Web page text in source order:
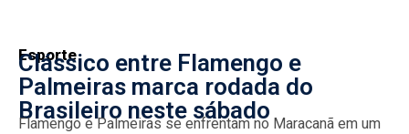
Esporte
Clássico entre Flamengo e
Palmeiras marca rodada do
Brasileiro neste sábado
Flamengo e Palmeiras se enfrentam no Maracanã em um